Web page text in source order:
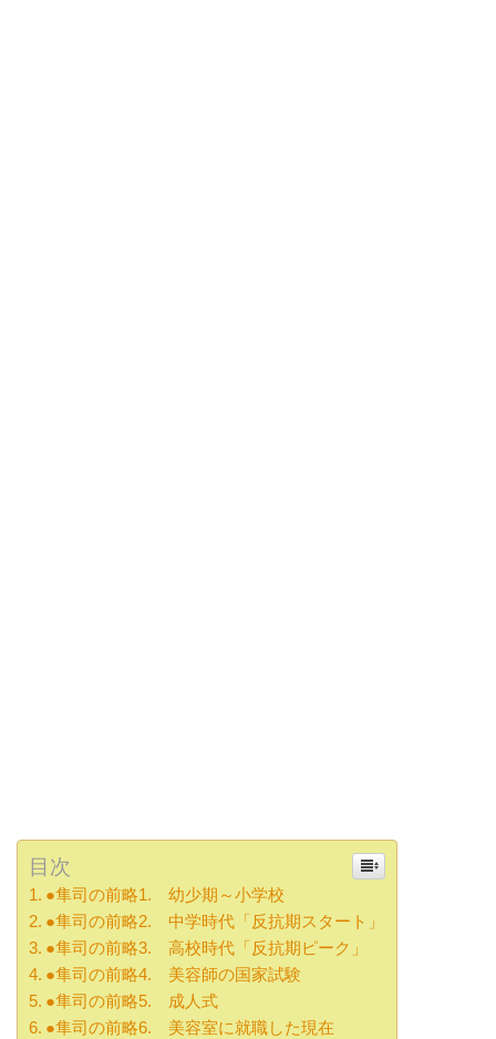
目次
●隼司の前略1. 幼少期～小学校
●隼司の前略2. 中学時代「反抗期スタート」
●隼司の前略3. 高校時代「反抗期ピーク」
●隼司の前略4. 美容師の国家試験
●隼司の前略5. 成人式
●隼司の前略6. 美容室に就職した現在